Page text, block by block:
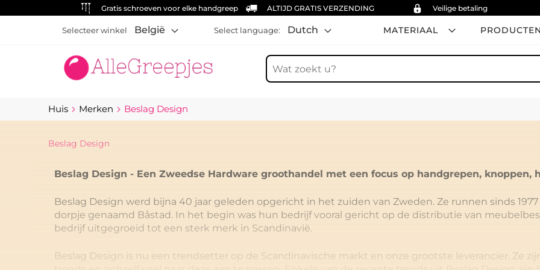
Gratis schroeven voor elke handgreep ALTIJD GRATIS VERZENDING Veilige betaling
MATERIAAL PRODUCTEN
Selecteer winkel België Select language: Dutch
Zoek
Huis Merken Beslag Design
Beslag Design
Beslag Design - Een Zweedse Hardware groothandel met een focus op handgrepen,
Beslag Design werd bijna 40 jaar geleden opgericht in het zuiden van Zweden. Ze runnen sinds
dorpje genaamd Båstad. In het begin was hun bedrijf vooral gericht op de distributie van
bedrijf uitgegroeid tot een sterk merk in Scandinavië.
Beslag Design is nu een trendsetter op de Scandinavische markt en onze grootste leverancier. Ze